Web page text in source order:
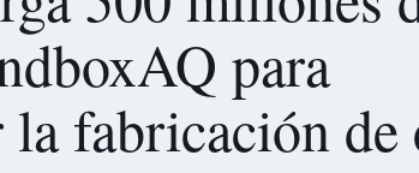
para
fabricación de